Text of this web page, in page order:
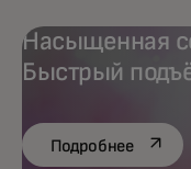
Насыщенная
Быстрый
Подробнееopens